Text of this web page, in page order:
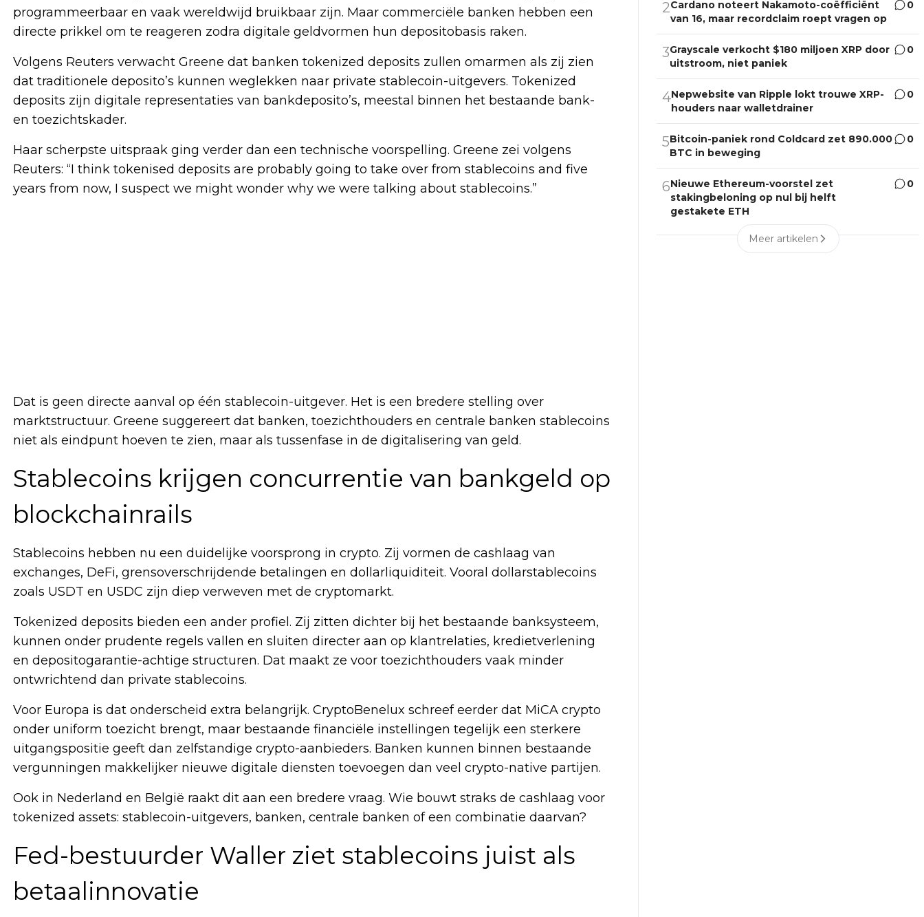
programmeerbaar en vaak wereldwijd bruikbaar zijn. Maar commerciële banken hebben een
directe prikkel om te reageren zodra digitale geldvormen hun depositobasis raken.
Volgens Reuters verwacht Greene dat banken tokenized deposits zullen omarmen als zij zien
dat traditionele deposito’s kunnen weglekken naar private stablecoin-uitgevers. Tokenized
deposits zijn digitale representaties van bankdeposito’s, meestal binnen het bestaande bank-
en toezichtskader.
Haar scherpste uitspraak ging verder dan een technische voorspelling. Greene zei volgens
Reuters: “I think tokenised deposits are probably going to take over from stablecoins and five
years from now, I suspect we might wonder why we were talking about stablecoins.”
Dat is geen directe aanval op één stablecoin-uitgever. Het is een bredere stelling over
marktstructuur. Greene suggereert dat banken, toezichthouders en centrale banken stablecoins
niet als eindpunt hoeven te zien, maar als tussenfase in de digitalisering van geld.
Stablecoins krijgen concurrentie van bankgeld op
blockchainrails
Stablecoins hebben nu een duidelijke voorsprong in crypto. Zij vormen de cashlaag van
exchanges, DeFi, grensoverschrijdende betalingen en dollarliquiditeit. Vooral dollarstablecoins
zoals USDT en USDC zijn diep verweven met de cryptomarkt.
Tokenized deposits bieden een ander profiel. Zij zitten dichter bij het bestaande banksysteem,
kunnen onder prudente regels vallen en sluiten directer aan op klantrelaties, kredietverlening
en depositogarantie-achtige structuren. Dat maakt ze voor toezichthouders vaak minder
ontwrichtend dan private stablecoins.
Voor Europa is dat onderscheid extra belangrijk. CryptoBenelux schreef eerder dat MiCA crypto
onder uniform toezicht brengt, maar bestaande financiële instellingen tegelijk een sterkere
uitgangspositie geeft dan zelfstandige crypto-aanbieders. Banken kunnen binnen bestaande
vergunningen makkelijker nieuwe digitale diensten toevoegen dan veel crypto-native partijen.
Ook in Nederland en België raakt dit aan een bredere vraag. Wie bouwt straks de cashlaag voor
tokenized assets: stablecoin-uitgevers, banken, centrale banken of een combinatie daarvan?
Fed-bestuurder Waller ziet stablecoins juist als
betaalinnovatie
2Cardano noteert Nakamoto-coëfficiënt
van 16, maar recordclaim roept vragen op
0
3Grayscale verkocht $180 miljoen XRP door
uitstroom, niet paniek
0
4Nepwebsite van Ripple lokt trouwe XRP-
houders naar walletdrainer
0
5Bitcoin-paniek rond Coldcard zet 890.000
BTC in beweging
0
6Nieuwe Ethereum-voorstel zet
stakingbeloning op nul bij helft
gestakete ETH
0
Meer artikelen